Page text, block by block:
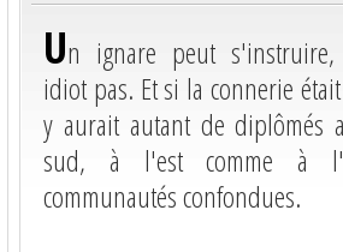
Un ignare peut
idiot pas. Et si la connerie
y aurait autant de diplômés
sud, à l'est comme à
communautés confondues.